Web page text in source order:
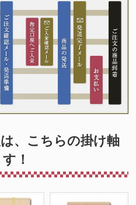
、こちらの掛け軸
！